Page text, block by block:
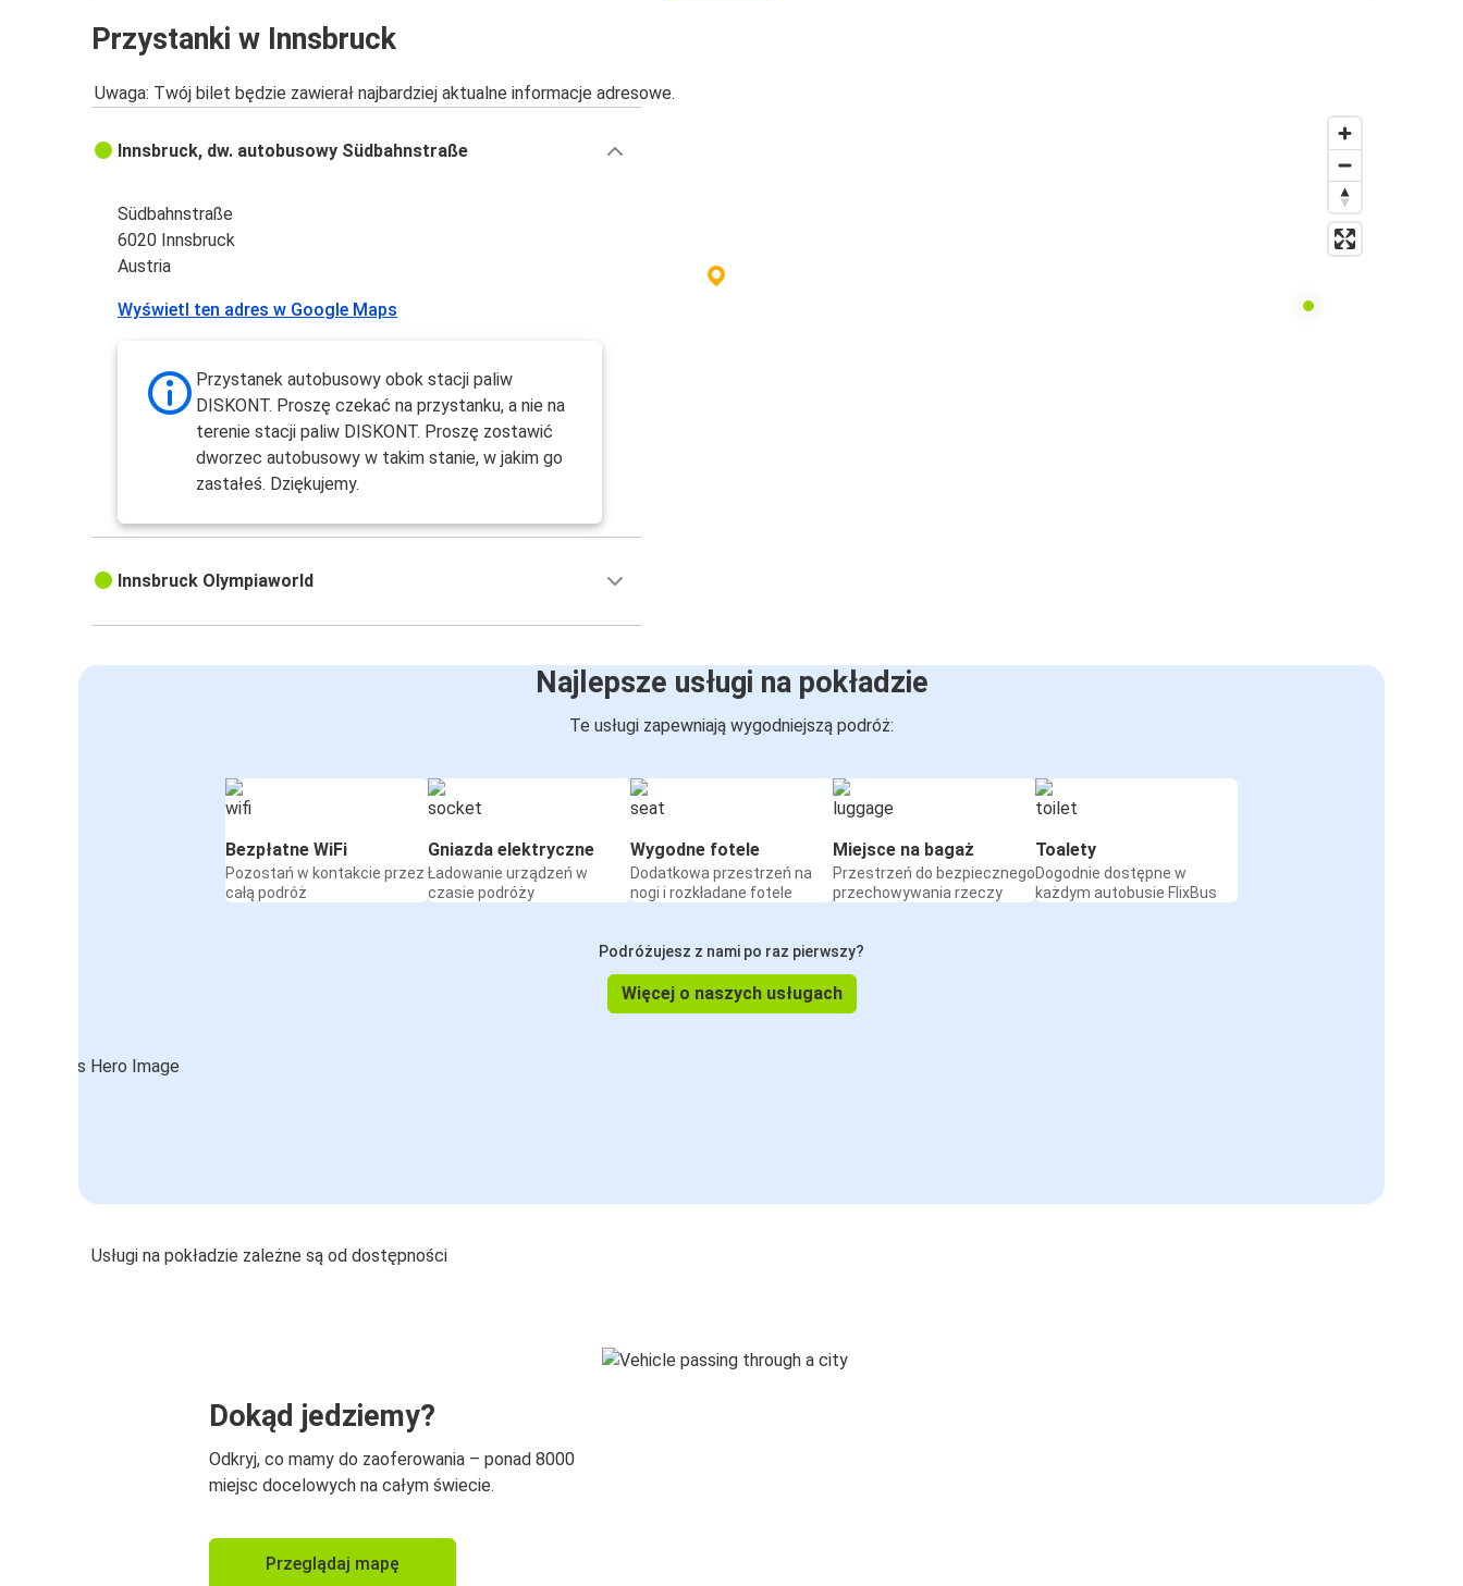
Przystanki w Innsbruck
Uwaga: Twój bilet będzie zawierał najbardziej aktualne informacje adresowe.
Innsbruck, dw. autobusowy Südbahnstraße
Südbahnstraße
6020 Innsbruck
Austria
Wyświetl ten adres w Google Maps
Przystanek autobusowy obok stacji paliw
DISKONT. Proszę czekać na przystanku, a nie na
terenie stacji paliw DISKONT. Proszę zostawić
dworzec autobusowy w takim stanie, w jakim go
zastałeś. Dziękujemy.
Innsbruck Olympiaworld
Najlepsze usługi na pokładzie
Te usługi zapewniają wygodniejszą podróż:
Bezpłatne WiFi
Pozostań w kontakcie przez
całą podróż
Gniazda elektryczne
Ładowanie urządzeń w
czasie podróży
Wygodne fotele
Dodatkowa przestrzeń na
nogi i rozkładane fotele
Miejsce na bagaż
Przestrzeń do bezpiecznego
przechowywania rzeczy
Toalety
Dogodnie dostępne w
każdym autobusie FlixBus
Podróżujesz z nami po raz pierwszy?
Więcej o naszych usługach
Usługi na pokładzie zależne są od dostępności
Dokąd jedziemy?
Odkryj, co mamy do zaoferowania – ponad 8000
miejsc docelowych na całym świecie.
Przeglądaj mapę